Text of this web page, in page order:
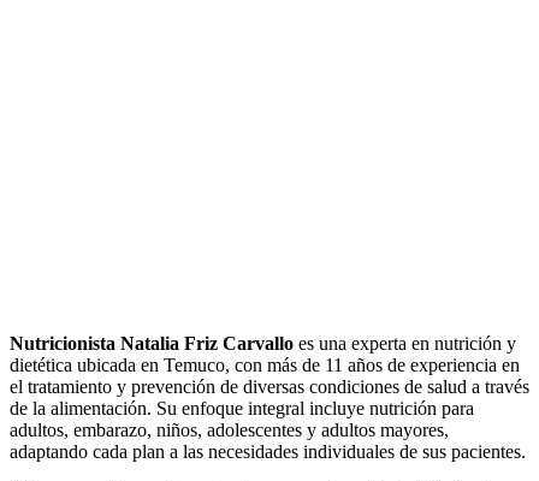
Nutricionista Natalia Friz Carvallo es una experta en nutrición y
dietética ubicada en Temuco, con más de 11 años de experiencia en
el tratamiento y prevención de diversas condiciones de salud a través
de la alimentación. Su enfoque integral incluye nutrición para
adultos, embarazo, niños, adolescentes y adultos mayores,
adaptando cada plan a las necesidades individuales de sus pacientes.